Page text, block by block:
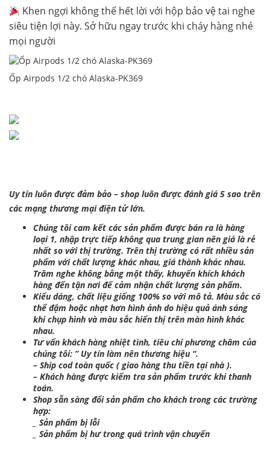
Khen ngợi không thể hết lời với hộp bảo vệ tai nghe
siêu tiện lợi này. Sở hữu ngay trước khi cháy hàng nhé
mọi người
Ốp Airpods 1/2 chó Alaska-PK369
Uy tín luôn được đảm bảo – shop luôn được đánh giá 5 sao trên
các mạng thương mại điện tử lớn.
Chúng tôi cam kết các sản phẩm được bán ra là hàng
loại 1, nhập trực tiếp không qua trung gian nên giá là rẻ
nhất so với thị trường. Trên thị trường có rất nhiều sản
phẩm với chất lượng khác nhau, giá thành khác nhau.
Trăm nghe không bằng một thấy, khuyến khích khách
hàng đến tận nơi để cảm nhận chất lượng sản phẩm.
Kiểu dáng, chất liệu giống 100% so với mô tả. Màu sắc có
thể đậm hoặc nhạt hơn hình ảnh do hiệu quả ánh sáng
khi chụp hình và màu sắc hiển thị trên màn hình khác
nhau.
Tư vấn khách hàng nhiệt tình, tiêu chí phương châm của
chúng tôi: ” Uy tín làm nên thương hiệu “.
– Ship cod toàn quốc ( giao hàng thu tiền tại nhà ).
– Khách hàng được kiểm tra sản phẩm trước khi thanh
toán.
Shop sẵn sàng đổi sản phẩm cho khách trong các trường
hợp:
_ Sản phẩm bị lỗi
_ Sản phẩm bị hư trong quá trình vận chuyển